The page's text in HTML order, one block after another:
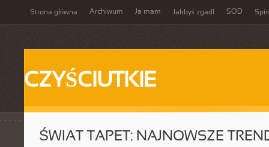
Strona główna Archiwum Ja mam Jakbyś zgadł SOD
CZYŚCIUTKIE
ŚWIAT TAPET: NAJNOWSZE